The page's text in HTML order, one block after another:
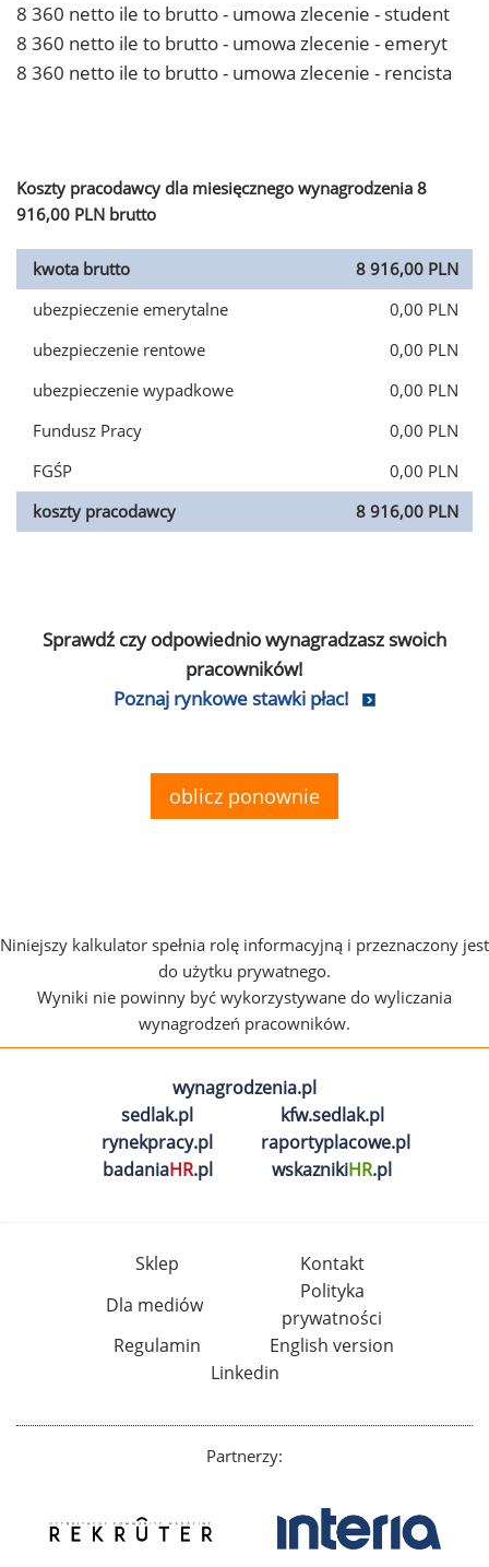
8 360 netto ile to brutto - umowa zlecenie - student
8 360 netto ile to brutto - umowa zlecenie - emeryt
8 360 netto ile to brutto - umowa zlecenie - rencista
Koszty pracodawcy dla miesięcznego wynagrodzenia 8
916,00 PLN brutto
kwota brutto
8 916,00 PLN
ubezpieczenie emerytalne
0,00 PLN
ubezpieczenie rentowe
0,00 PLN
ubezpieczenie wypadkowe
0,00 PLN
Fundusz Pracy
0,00 PLN
FGŚP
0,00 PLN
koszty pracodawcy
8 916,00 PLN
Sprawdź czy odpowiednio wynagradzasz swoich
pracowników!
Poznaj rynkowe stawki płac!
oblicz ponownie
Niniejszy kalkulator spełnia rolę informacyjną i przeznaczony jest
do użytku prywatnego.
Wyniki nie powinny być wykorzystywane do wyliczania
wynagrodzeń pracowników.
wynagrodzenia.pl
sedlak.pl
kfw.sedlak.pl
rynekpracy.pl
raportyplacowe.pl
badaniaHR.pl wskaznikiHR.pl
Sklep
Kontakt
Dla mediów
Polityka
prywatności
Regulamin
English version
Linkedin
Partnerzy: